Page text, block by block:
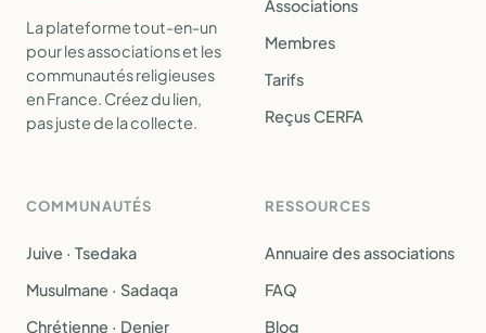
La plateforme tout-en-un
pour les associations et les
communautés religieuses
en France. Créez du lien,
pas juste de la collecte.
Associations
Membres
Tarifs
Reçus CERFA
COMMUNAUTÉS
Juive · Tsedaka
Musulmane · Sadaqa
Chrétienne · Denier
RESSOURCES
Annuaire des associations
FAQ
Blog